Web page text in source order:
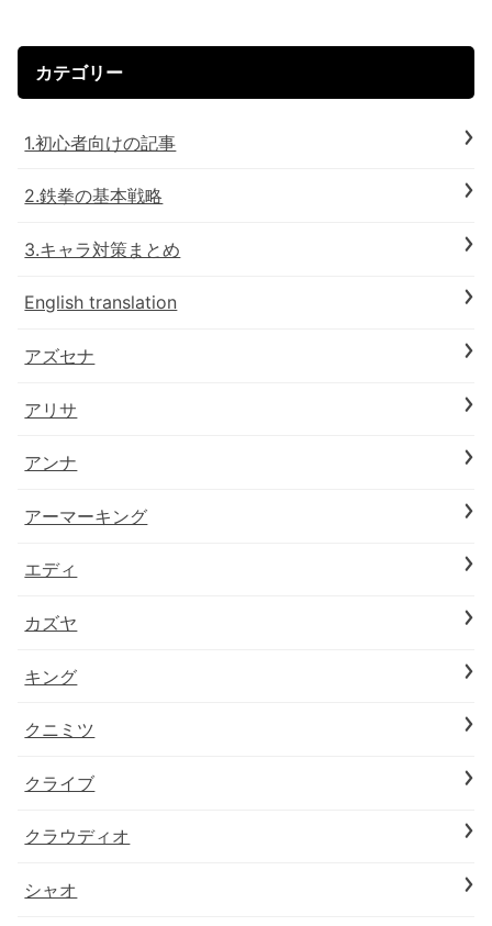
カテゴリー
1.初心者向けの記事
2.鉄拳の基本戦略
3.キャラ対策まとめ
English translation
アズセナ
アリサ
アンナ
アーマーキング
エディ
カズヤ
キング
クニミツ
クライブ
クラウディオ
シャオ